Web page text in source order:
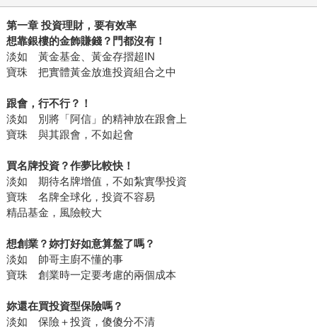
第一章 投資理財，要有效率
想靠銀樓的金飾賺錢？門都沒有！
淡如 黃金基金、黃金存摺超IN
寶珠 把實體黃金放進投資組合之中
跟會，行不行？！
淡如 別將「阿信」的精神放在跟會上
寶珠 與其跟會，不如起會
買名牌投資？作夢比較快！
淡如 期待名牌增值，不如紮實學投資
寶珠 名牌全球化，投資不容易
精品基金，風險較大
想創業？妳打好如意算盤了嗎？
淡如 帥哥主廚不懂的事
寶珠 創業時一定要考慮的兩個成本
妳還在買投資型保險嗎？
淡如 保險＋投資，傻傻分不清